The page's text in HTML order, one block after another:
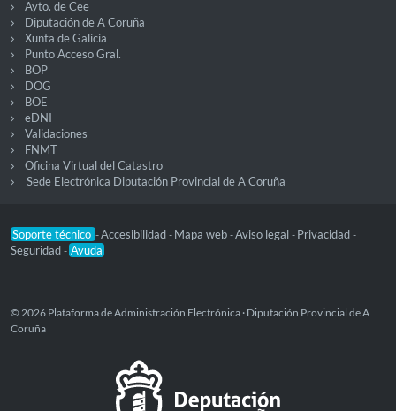
Ayto. de Cee
Diputación de A Coruña
Xunta de Galicia
Punto Acceso Gral.
BOP
DOG
BOE
eDNI
Validaciones
FNMT
Oficina Virtual del Catastro
Sede Electrónica Diputación Provincial de A Coruña
Soporte técnico -Accesibilidad - Mapa web -Aviso legal - Privacidad -
Seguridad - Ayuda
© 2026 Plataforma de Administración Electrónica · Diputación Provincial de A
Coruña